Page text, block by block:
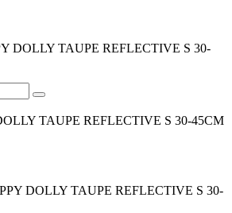
DOLLY TAUPE REFLECTIVE S 30-